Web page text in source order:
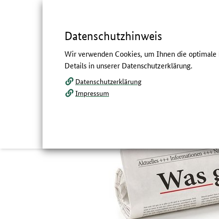
Navigation
und
Service
Hauptmenü
Servicemenü
Volltextsuche
Meldungen 2024
Datenschutzhinweis
Wir verwenden Cookies, um Ihnen die
Details in unserer Datenschutzerklärung.
Datenschutzerklärung
Impressum